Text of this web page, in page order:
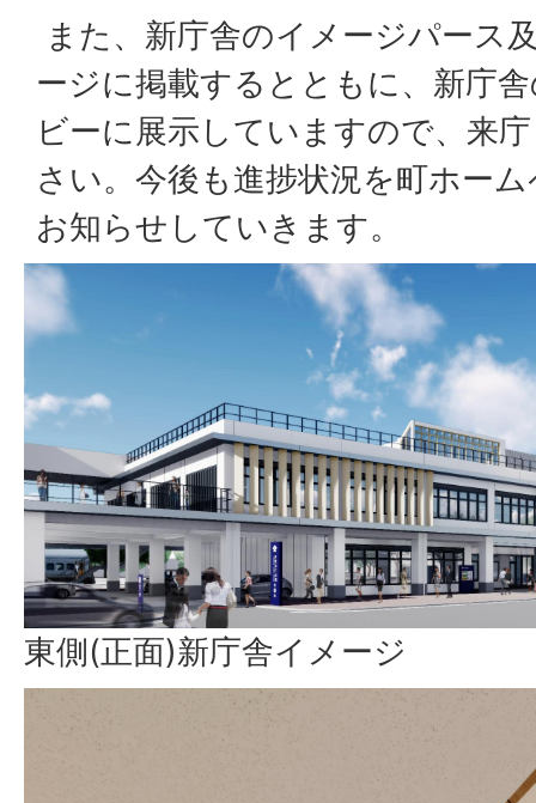
また、新庁舎のイメージパース
ージに掲載するとともに、新庁
ビーに展示していますので、来
さい。今後も進捗状況を町ホー
お知らせしていきます。
東側(正面)新庁舎イメージ